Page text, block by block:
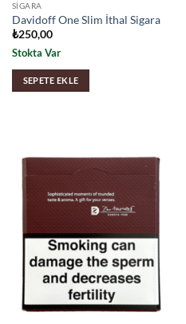
SIGARA
Davidoff One Slim İthal Sigara
₺250,00
Stokta Var
SEPETE EKLE